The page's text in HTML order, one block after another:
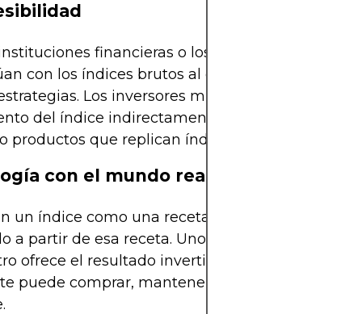
financieras o los gestores de fondos
con los índices brutos al construir carteras
Los inversores minoristas acceden al
del índice indirectamente, a través de ETF,
productos que replican índices.
con el mundo real
un índice como una receta y en un ETF como
a partir de esa receta. Uno sirve como modelo,
ofrece el resultado invertible y negociable que
puede comprar, mantener y vender en una